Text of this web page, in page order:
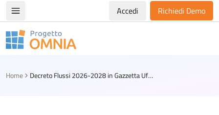
Apri/chiudi menù di navigazioneAccedi Richiedi Demo
Progetto Omnia
Home Decreto Flussi 2026-2028 in Gazzetta Ufficiale